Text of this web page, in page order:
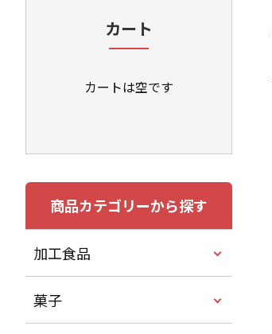
カート
カートは空です
商品カテゴリーから探す
加工食品
菓子